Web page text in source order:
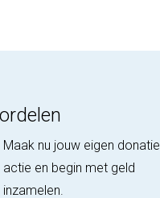
Maak nu jouw eigen donatie
actie en begin met geld
inzamelen.